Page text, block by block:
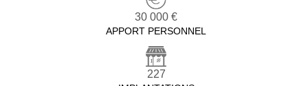
30 000 €
APPORT PERSONNEL
227